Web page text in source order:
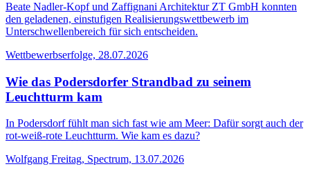
Beate Nadler-Kopf und Zaffignani Architektur ZT GmbH konnten
den geladenen, einstufigen Realisierungswettbewerb im
Unterschwellenbereich für sich entscheiden.
Wettbewerbserfolge, 28.07.2026
Wie das Podersdorfer Strandbad zu seinem
Leuchtturm kam
In Podersdorf fühlt man sich fast wie am Meer: Dafür sorgt auch der
rot-weiß-rote Leuchtturm. Wie kam es dazu?
Wolfgang Freitag, Spectrum, 13.07.2026